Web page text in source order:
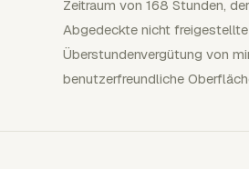
Zeitraum von 168 Stunden,
Abgedeckte nicht
Überstundenvergütung von
benutzerfreundliche